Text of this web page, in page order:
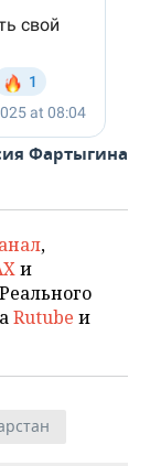
Фартыгина
,
и
Rutube и